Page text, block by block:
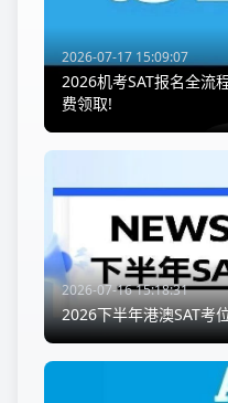
2026-07-17 15:09:07
2026机考SAT报名全流
费领取!
2026-07-16 15:18:31
2026下半年港澳SAT考